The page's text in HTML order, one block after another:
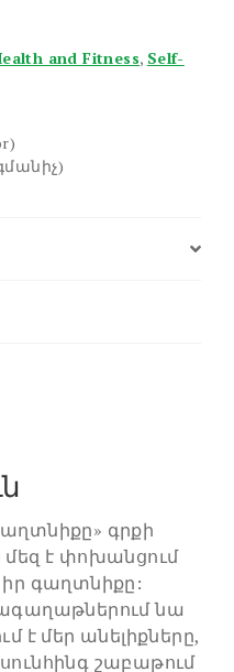
and Fitness, Self-
գրքի
մեզ է փոխանցում
իր գաղտնիքը:
նա
է մեր անելիքները,
շաբաթում